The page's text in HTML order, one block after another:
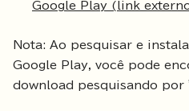
Google Play (link
Nota: Ao pesquisar e
Google Play, você pode
download pesquisando por